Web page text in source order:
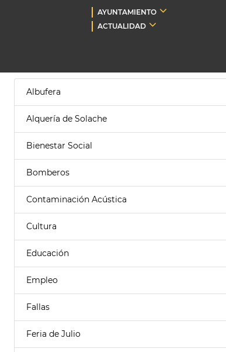
AYUNTAMIENTO
ACTUALIDAD
Albufera
Alquería de Solache
Bienestar Social
Bomberos
Contaminación Acústica
Cultura
Educación
Empleo
Fallas
Feria de Julio